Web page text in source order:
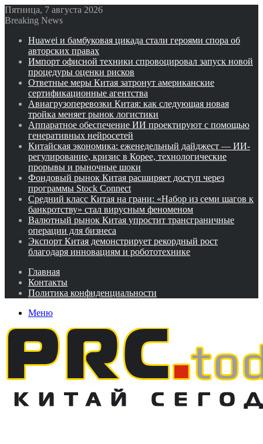
Пятница, 7 августа 2026
Breaking News
Huawei и бамбуковая цикада стали героями спора об
авторских правах
Импорт офисной техники спровоцировал запуск новой
процедуры оценки рисков
Ответные меры Китая затронут американские
сертификационные агентства
Авиагрузоперевозки Китая: как следующая новая
тройка меняет рынок логистики
Аппаратное обеспечение ИИ проектируют с помощью
генеративных нейросетей
Китайская экономика: еженедельный дайджест — ИИ-
регулирование, кризис в Корее, технологические
прорывы и рыночные шоки
Фондовый рынок Китая расширяет доступ через
программы Stock Connect
Средний класс Китая на грани: «Набор из семи шагов к
банкротству» стал вирусным феноменом
Валютный рынок Китая упростит трансграничные
операции для бизнеса
Экспорт Китая демонстрирует рекордный рост
благодаря инновациям и робототехнике
Главная
Контакты
Политика конфиденциальности
Меню